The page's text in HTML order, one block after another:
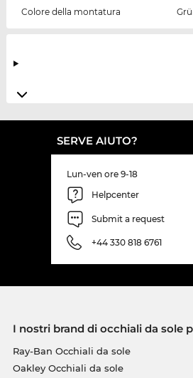
Colore della montatura
SERVE AIUTO?
Lun-ven ore 9-18
Helpcenter
Submit a request
+44 330 818 6761
I nostri brand di occhiali da sole
Ray-Ban Occhiali da sole
Oakley Occhiali da sole